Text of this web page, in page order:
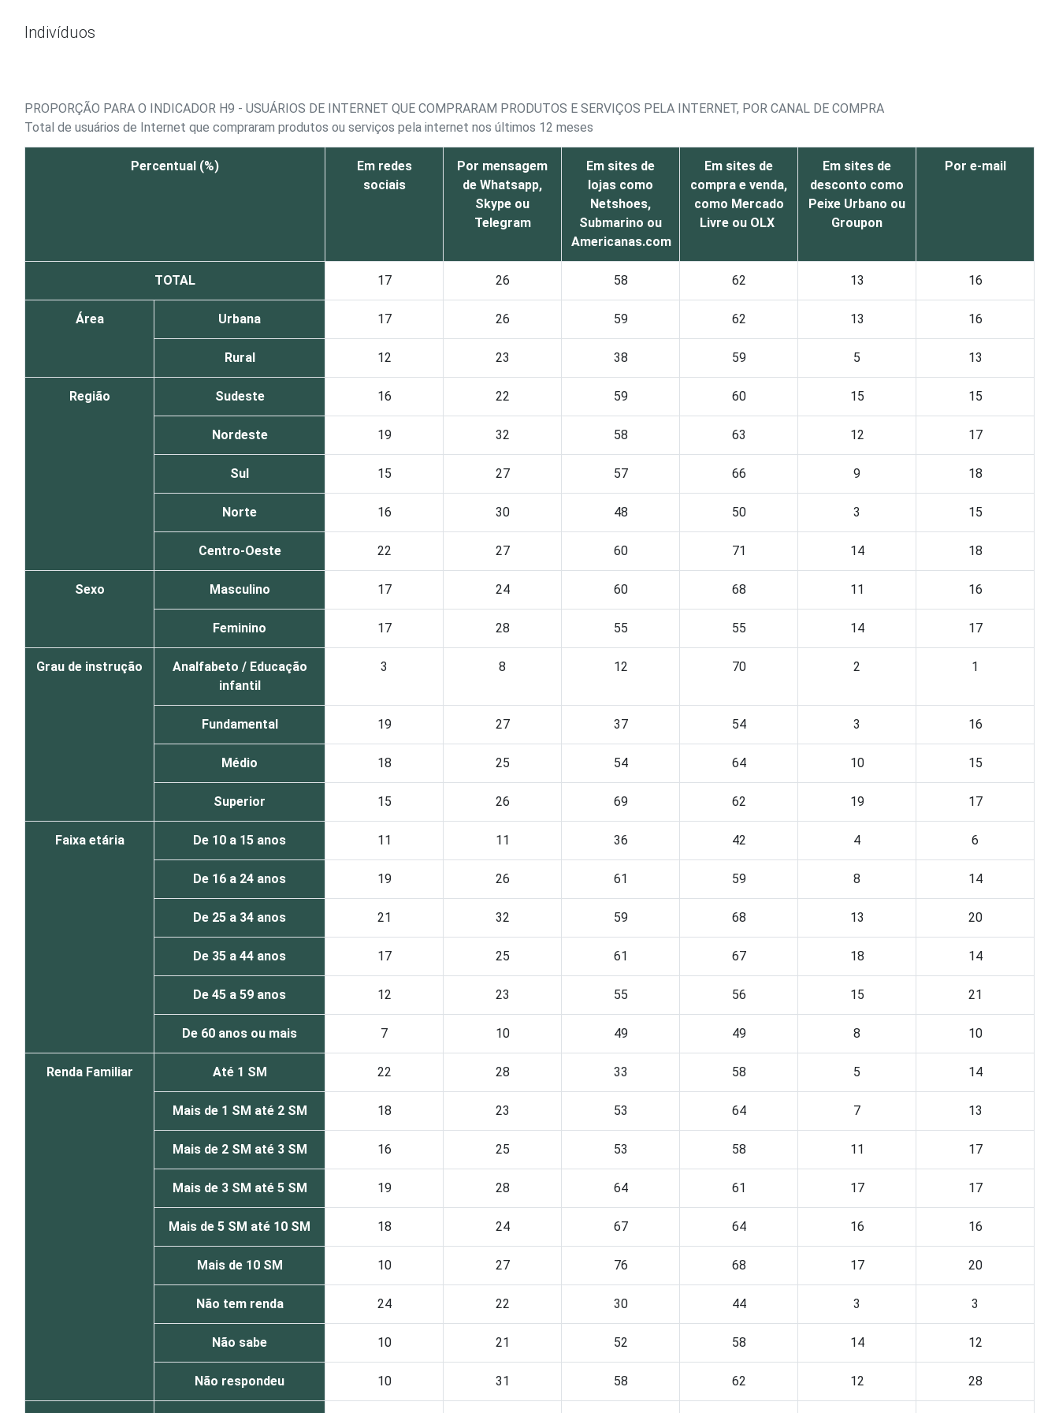
Indivíduos
PROPORÇÃO PARA O INDICADOR H9 - USUÁRIOS DE INTERNET QUE COMPRARAM PRODUTOS E SERVIÇOS PELA INTERNET, POR CANAL DE COMPRA
Total de usuários de Internet que compraram produtos ou serviços pela internet nos últimos 12 meses
Percentual (%)
Em redes
sociais
Por mensagem
de Whatsapp,
Skype ou
Telegram
Em sites de
lojas como
Netshoes,
Submarino ou
Americanas.com
Em sites de
compra e venda,
como Mercado
Livre ou OLX
Em sites de
desconto como
Peixe Urbano ou
Groupon
Por e-mail
TOTAL 17 26 58 62 13 16
Área Urbana 17 26 59 62 13 16
Rural 12 23 38 59 5 13
Região Sudeste 16 22 59 60 15 15
Nordeste 19 32 58 63 12 17
Sul 15 27 57 66 9 18
Norte 16 30 48 50 3 15
Centro-Oeste 22 27 60 71 14 18
Sexo Masculino 17 24 60 68 11 16
Feminino 17 28 55 55 14 17
Grau de instrução
Analfabeto / Educação
infantil
3 8 12 70 2 1
Fundamental 19 27 37 54 3 16
Médio 18 25 54 64 10 15
Superior 15 26 69 62 19 17
Faixa etária De 10 a 15 anos 11 11 36 42 4 6
De 16 a 24 anos 19 26 61 59 8 14
De 25 a 34 anos 21 32 59 68 13 20
De 35 a 44 anos 17 25 61 67 18 14
De 45 a 59 anos 12 23 55 56 15 21
De 60 anos ou mais 7 10 49 49 8 10
Renda Familiar Até 1 SM 22 28 33 58 5 14
Mais de 1 SM até 2 SM 18 23 53 64 7 13
Mais de 2 SM até 3 SM 16 25 53 58 11 17
Mais de 3 SM até 5 SM 19 28 64 61 17 17
Mais de 5 SM até 10 SM 18 24 67 64 16 16
Mais de 10 SM 10 27 76 68 17 20
Não tem renda 24 22 30 44 3 3
Não sabe 10 21 52 58 14 12
Não respondeu 10 31 58 62 12 28